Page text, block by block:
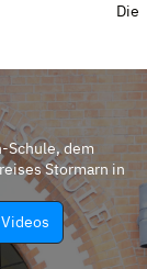
Schule, dem
Stormarn in